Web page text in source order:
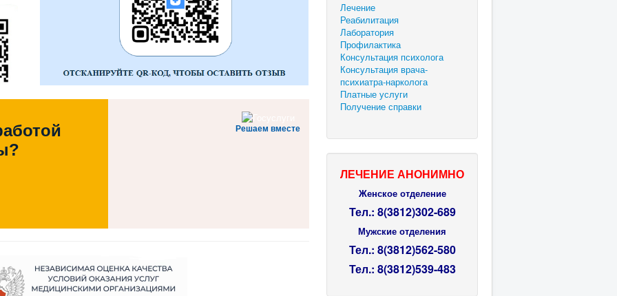
Решаем вместе
Лечение
Реабилитация
Лаборатория
Профилактика
Консультация психолога
Консультация врача-
психиатра-нарколога
Платные услуги
Получение справки
ЛЕЧЕНИЕ АНОНИМНО
Женское отделение
Тел.: 8(3812)302-689
Мужские отделения
Тел.: 8(3812)562-580
Тел.: 8(3812)539-483